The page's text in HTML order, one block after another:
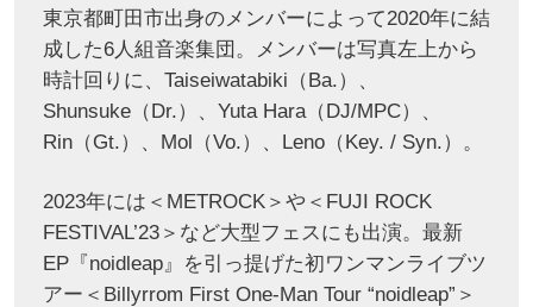
東京都町田市出身のメンバーによって2020年に結
成した6人組音楽集団。メンバーは写真左上から
時計回りに、Taiseiwatabiki（Ba.）、
Shunsuke（Dr.）、Yuta Hara（DJ/MPC）、
Rin（Gt.）、Mol（Vo.）、Leno（Key. / Syn.）。
2023年には＜METROCK＞や＜FUJI ROCK
FESTIVAL’23＞など大型フェスにも出演。最新
EP『noidleap』を引っ提げた初ワンマンライブツ
アー＜Billyrrom First One-Man Tour “noidleap”＞